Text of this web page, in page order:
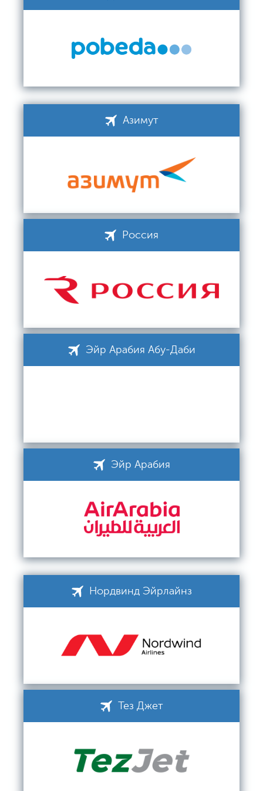
Азимут
Россия
Эйр Арабия Абу-Даби
Эйр Арабия
Нордвинд Эйрлайнз
Тез Джет